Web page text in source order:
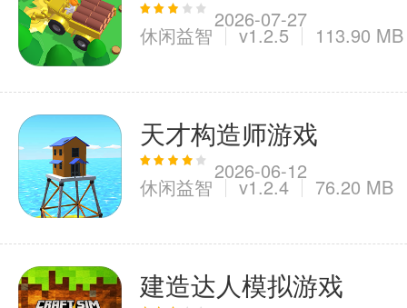
2026-07-27
休闲益智 v1.2.5 113.90 MB
天才构造师游戏
2026-06-12
休闲益智 v1.2.4 76.20 MB
建造达人模拟游戏